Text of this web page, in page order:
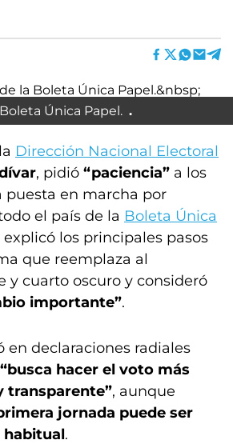
Única Papel.
Dirección Nacional Electoral
, pidió “paciencia” a los
puesta en marcha por
el país de la Boleta Única
explicó los principales pasos
que reemplaza al
y cuarto oscuro y consideró
importante”.
en declaraciones radiales
hacer el voto más
transparente”, aunque
jornada puede ser
habitual.